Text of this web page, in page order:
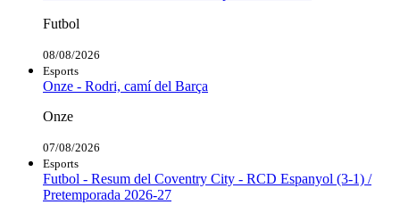
Futbol
08/08/2026
Esports
Onze - Rodri, camí del Barça
Onze
07/08/2026
Esports
Futbol - Resum del Coventry City - RCD Espanyol (3-1) /
Pretemporada 2026-27